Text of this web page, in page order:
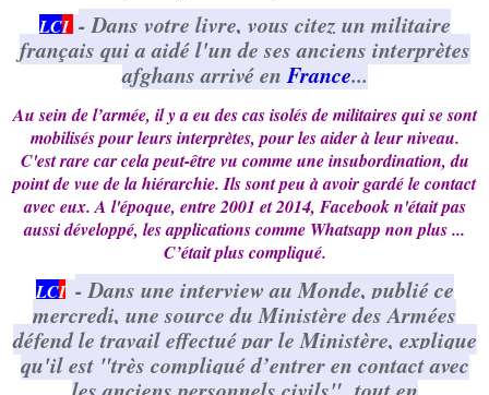
LCI - Dans votre livre, vous citez un militaire
français qui a aidé l'un de ses anciens interprètes
afghans arrivé enFrance...
Au sein de l’armée, il y a eu des cas isolés de militaires qui se sont
mobilisés pour leurs interprètes, pour les aider à leur niveau.
C'est rare car cela peut-être vu comme une insubordination, du
point de vue de la hiérarchie. Ils sont peu à avoir gardé le contact
avec eux. A l'époque, entre 2001 et 2014, Facebook n'était pas
aussi développé, les applications comme Whatsapp non plus ...
C’était plus compliqué.
LCI - Dans une interview au Monde, publié ce
mercredi, une source du Ministère des Armées
défend le travail effectué par le Ministère, explique
qu'il est "très compliqué d’entrer en contact avec